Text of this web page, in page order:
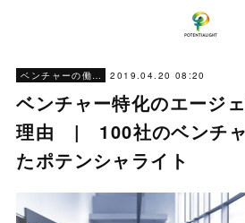
ベンチャーの働き方 2019.04.20 08:20
ベンチャー特化のエージ
理由 | 100社のベンチャ
たポテンシャライト